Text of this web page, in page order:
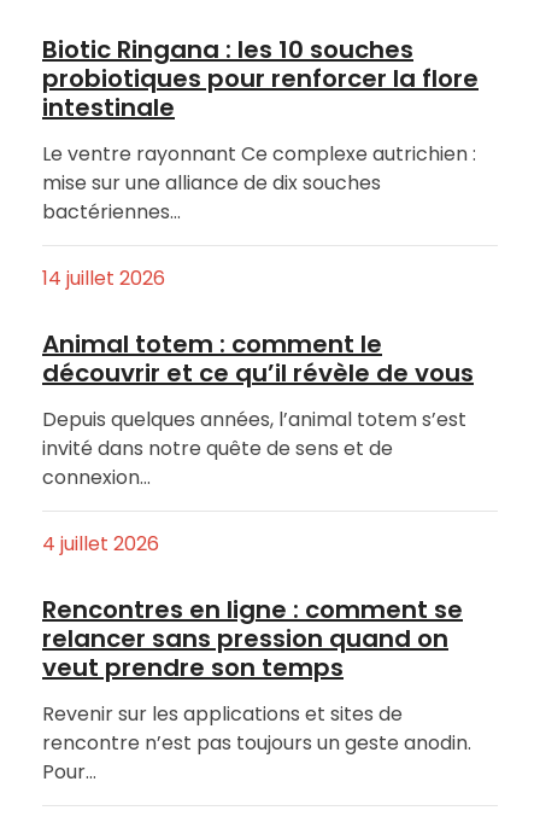
Biotic Ringana : les 10 souches
probiotiques pour renforcer la flore
intestinale
Le ventre rayonnant Ce complexe autrichien :
mise sur une alliance de dix souches
bactériennes…
14 juillet 2026
Animal totem : comment le
découvrir et ce qu’il révèle de vous
Depuis quelques années, l’animal totem s’est
invité dans notre quête de sens et de
connexion…
4 juillet 2026
Rencontres en ligne : comment se
relancer sans pression quand on
veut prendre son temps
Revenir sur les applications et sites de
rencontre n’est pas toujours un geste anodin.
Pour…